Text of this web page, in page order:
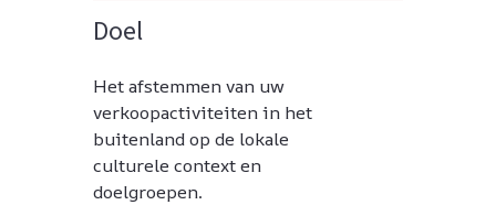
Doel
Het afstemmen van uw
verkoopactiviteiten in het
buitenland op de lokale
culturele context en
doelgroepen.